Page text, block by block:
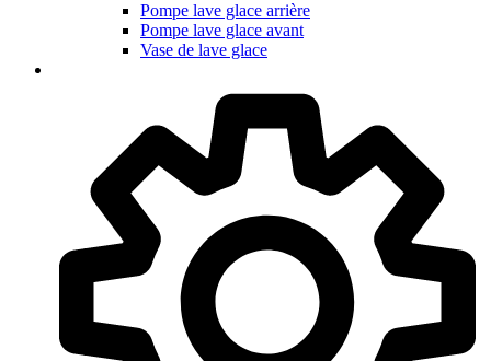
Pompe lave glace arrière
Pompe lave glace avant
Vase de lave glace